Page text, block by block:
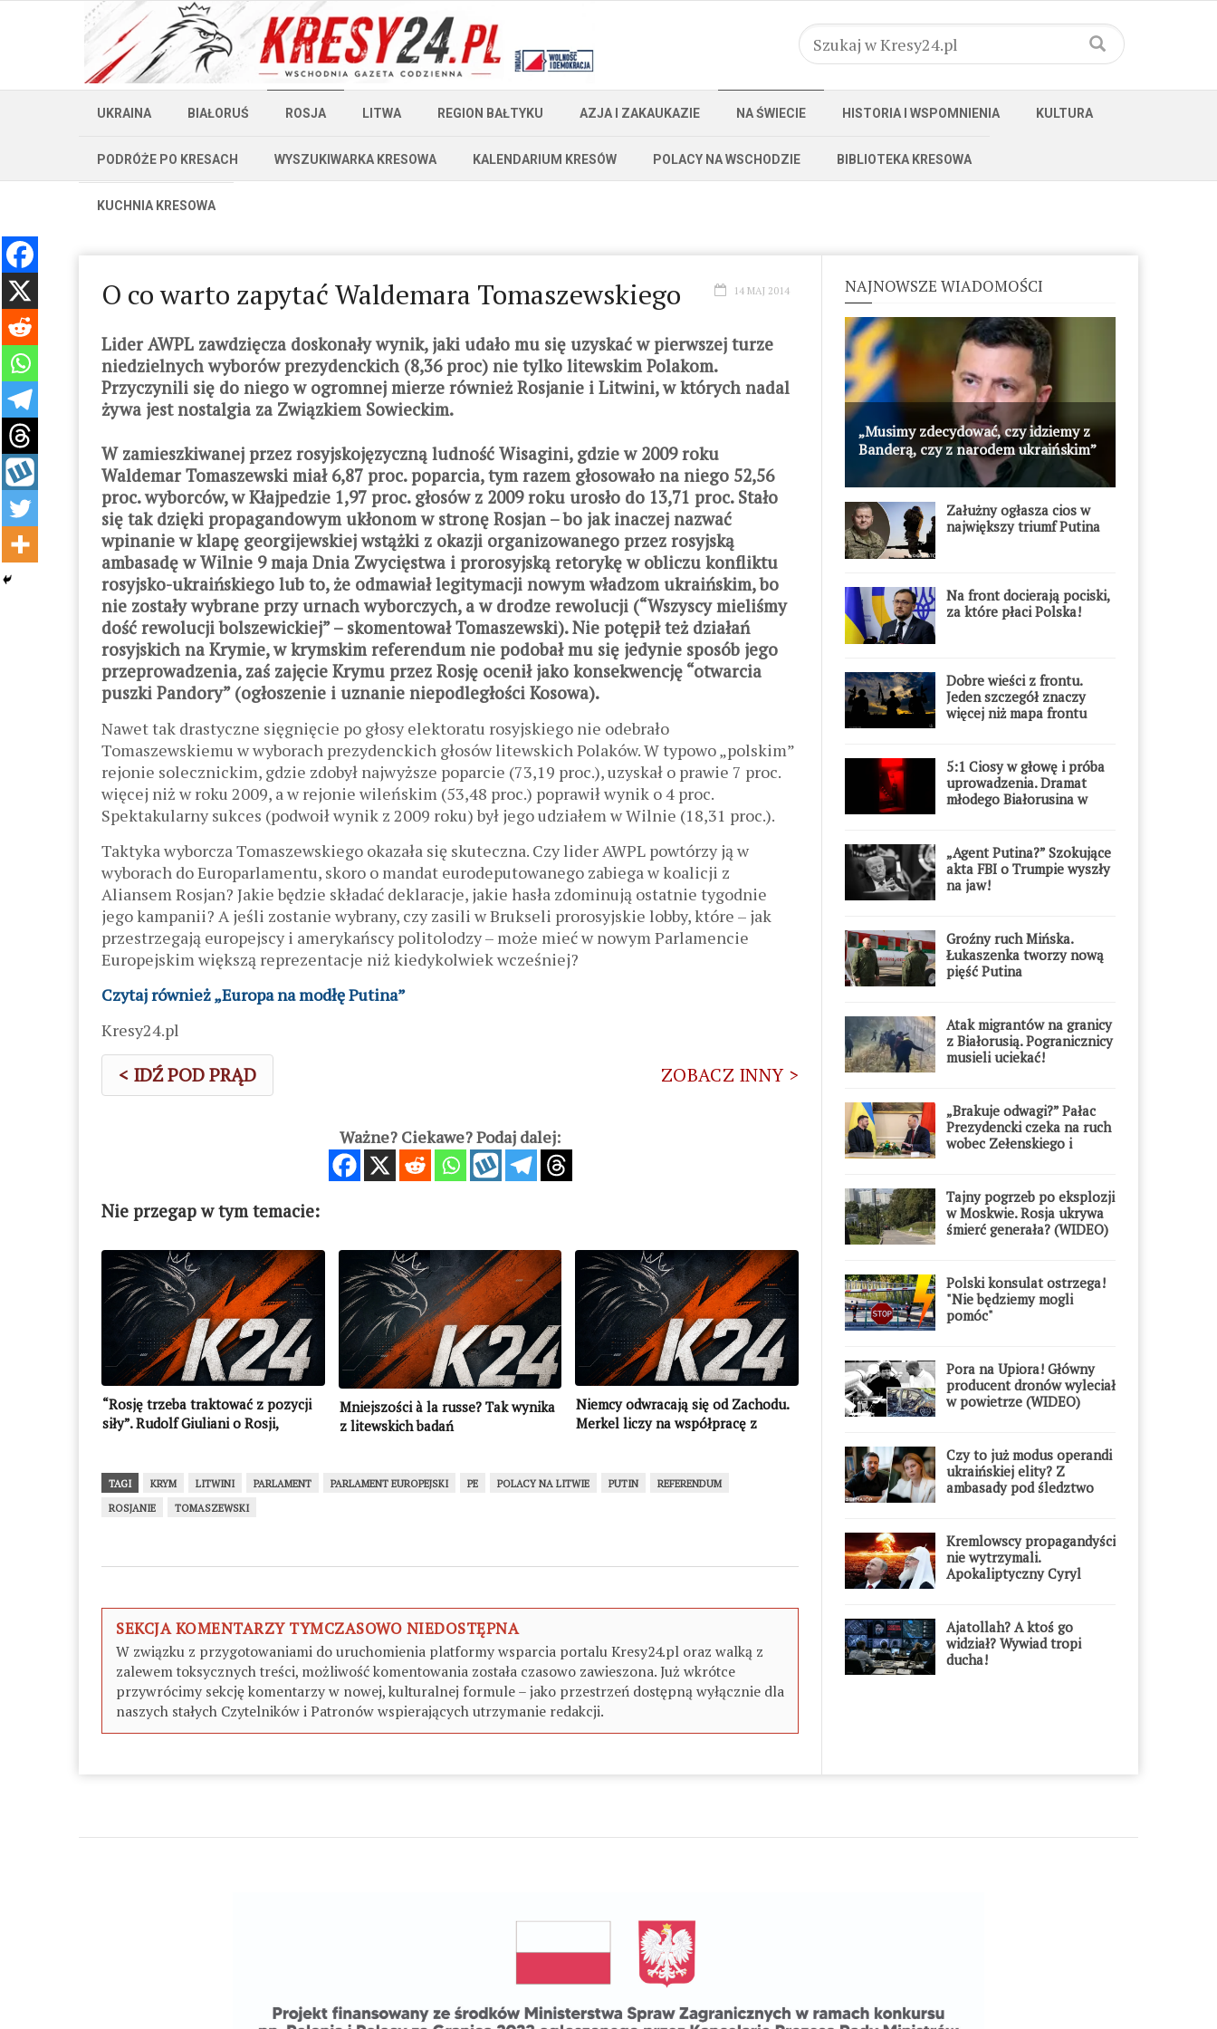
UKRAINA BIAŁORUŚ ROSJA LITWA REGION BAŁTYKU AZJA I ZAKAUKAZIE NA ŚWIECIE HISTORIA I WSPOMNIENIA KULTURA
PODRÓŻE PO KRESACH WYSZUKIWARKA KRESOWA KALENDARIUM KRESÓW POLACY NA WSCHODZIE BIBLIOTEKA KRESOWA
KUCHNIA KRESOWA
O co warto zapytać Waldemara Tomaszewskiego 14 MAJ 2014
Lider AWPL zawdzięcza doskonały wynik, jaki udało mu się uzyskać w pierwszej turze
niedzielnych wyborów prezydenckich (8,36 proc) nie tylko litewskim Polakom.
Przyczynili się do niego w ogromnej mierze również Rosjanie i Litwini, w których nadal
żywa jest nostalgia za Związkiem Sowieckim.
W zamieszkiwanej przez rosyjskojęzyczną ludność Wisagini, gdzie w 2009 roku
Waldemar Tomaszewski miał 6,87 proc. poparcia, tym razem głosowało na niego 52,56
proc. wyborców, w Kłajpedzie 1,97 proc. głosów z 2009 roku urosło do 13,71 proc. Stało
się tak dzięki propagandowym ukłonom w stronę Rosjan – bo jak inaczej nazwać
wpinanie w klapę georgijewskiej wstążki z okazji organizowanego przez rosyjską
ambasadę w Wilnie 9 maja Dnia Zwycięstwa i prorosyjską retorykę w obliczu konfliktu
rosyjsko-ukraińskiego lub to, że odmawiał legitymacji nowym władzom ukraińskim, bo
nie zostały wybrane przy urnach wyborczych, a w drodze rewolucji (“Wszyscy mieliśmy
dość rewolucji bolszewickiej” – skomentował Tomaszewski). Nie potępił też działań
rosyjskich na Krymie, w krymskim referendum nie podobał mu się jedynie sposób jego
przeprowadzenia, zaś zajęcie Krymu przez Rosję ocenił jako konsekwencję “otwarcia
puszki Pandory” (ogłoszenie i uznanie niepodległości Kosowa).
Nawet tak drastyczne sięgnięcie po głosy elektoratu rosyjskiego nie odebrało
Tomaszewskiemu w wyborach prezydenckich głosów litewskich Polaków. W typowo „polskim”
rejonie solecznickim, gdzie zdobył najwyższe poparcie (73,19 proc.), uzyskał o prawie 7 proc.
więcej niż w roku 2009, a w rejonie wileńskim (53,48 proc.) poprawił wynik o 4 proc.
Spektakularny sukces (podwoił wynik z 2009 roku) był jego udziałem w Wilnie (18,31 proc.).
Taktyka wyborcza Tomaszewskiego okazała się skuteczna. Czy lider AWPL powtórzy ją w
wyborach do Europarlamentu, skoro o mandat eurodeputowanego zabiega w koalicji z
Aliansem Rosjan? Jakie będzie składać deklaracje, jakie hasła zdominują ostatnie tygodnie
jego kampanii? A jeśli zostanie wybrany, czy zasili w Brukseli prorosyjskie lobby, które – jak
przestrzegają europejscy i amerykańscy politolodzy – może mieć w nowym Parlamencie
Europejskim większą reprezentacje niż kiedykolwiek wcześniej?
Czytaj również „Europa na modłę Putina”
Kresy24.pl
< IDŹ POD PRĄD ZOBACZ INNY >
Ważne? Ciekawe? Podaj dalej:
Nie przegap w tym temacie:
“Rosję trzeba traktować z pozycji
siły”. Rudolf Giuliani o Rosji,
Mniejszości à la russe? Tak wynika
z litewskich badań
Niemcy odwracają się od Zachodu.
Merkel liczy na współpracę z
TAGI KRYM LITWINI PARLAMENT PARLAMENT EUROPEJSKI PE POLACY NA LITWIE PUTIN
REFERENDUM
ROSJANIE
TOMASZEWSKI
SEKCJA KOMENTARZY TYMCZASOWO NIEDOSTĘPNA
W związku z przygotowaniami do uruchomienia platformy wsparcia portalu Kresy24.pl oraz walką z
zalewem toksycznych treści, możliwość komentowania została czasowo zawieszona. Już wkrótce
przywrócimy sekcję komentarzy w nowej, kulturalnej formule – jako przestrzeń dostępną wyłącznie dla
naszych stałych Czytelników i Patronów wspierających utrzymanie redakcji.
NAJNOWSZE WIADOMOŚCI
„Musimy zdecydować, czy idziemy z
Banderą, czy z narodem ukraińskim”
Załużny ogłasza cios w
największy triumf Putina
Na front docierają pociski,
za które płaci Polska!
Dobre wieści z frontu.
Jeden szczegół znaczy
więcej niż mapa frontu
5:1 Ciosy w głowę i próba
uprowadzenia. Dramat
młodego Białorusina w
„Agent Putina?” Szokujące
akta FBI o Trumpie wyszły
na jaw!
Groźny ruch Mińska.
Łukaszenka tworzy nową
pięść Putina
Atak migrantów na granicy
z Białorusią. Pogranicznicy
musieli uciekać!
„Brakuje odwagi?” Pałac
Prezydencki czeka na ruch
wobec Zełenskiego i
Tajny pogrzeb po eksplozji
w Moskwie. Rosja ukrywa
śmierć generała? (WIDEO)
Polski konsulat ostrzega!
"Nie będziemy mogli
pomóc"
Pora na Upiora! Główny
producent dronów wyleciał
w powietrze (WIDEO)
Czy to już modus operandi
ukraińskiej elity? Z
ambasady pod śledztwo
Kremlowscy propagandyści
nie wytrzymali.
Apokaliptyczny Cyryl
Ajatollah? A ktoś go
widział? Wywiad tropi
ducha!